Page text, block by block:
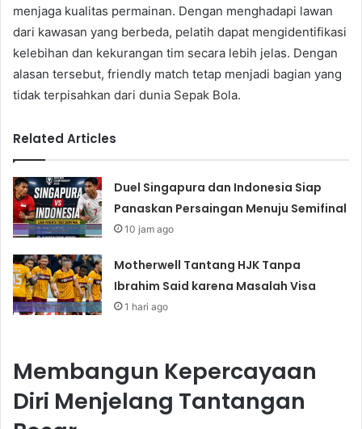
menjaga kualitas permainan. Dengan menghadapi lawan
dari kawasan yang berbeda, pelatih dapat mengidentifikasi
kelebihan dan kekurangan tim secara lebih jelas. Dengan
alasan tersebut, friendly match tetap menjadi bagian yang
tidak terpisahkan dari dunia Sepak Bola.
Related Articles
Duel Singapura dan Indonesia Siap
Panaskan Persaingan Menuju Semifinal
10 jam ago
Motherwell Tantang HJK Tanpa
Ibrahim Said karena Masalah Visa
1 hari ago
Membangun Kepercayaan
Diri Menjelang Tantangan